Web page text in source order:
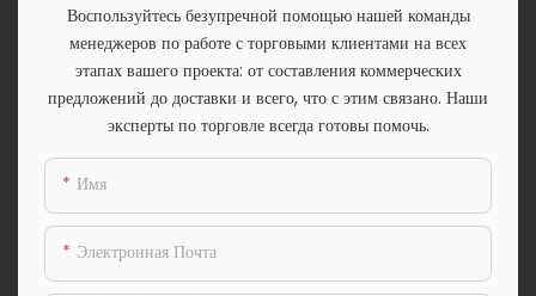
Воспользуйтесь безупречной помощью нашей команды
менеджеров по работе с торговыми клиентами на всех
этапах вашего проекта: от составления коммерческих
предложений до доставки и всего, что с этим связано. Наши
эксперты по торговле всегда готовы помочь.
Имя
Электронная Почта